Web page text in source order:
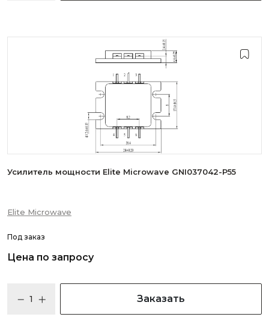
Усилитель мощности Elite Microwave GNI037042-P55
Elite Microwave
Под заказ
Цена по запросу
Заказать